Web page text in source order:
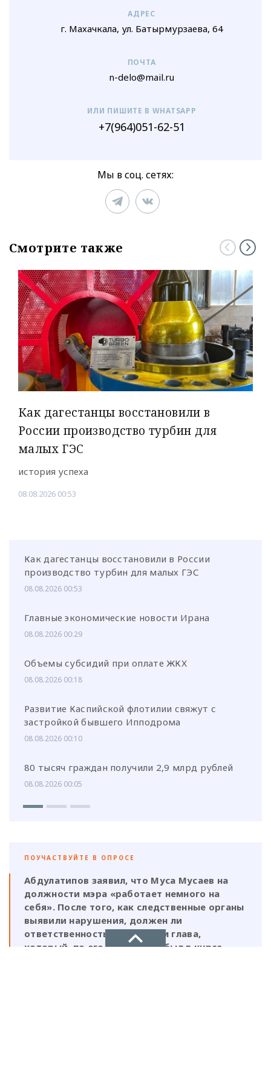
АДРЕС
г. Махачкала, ул. Батырмурзаева, 64
ПОЧТА
n-delo@mail.ru
ИЛИ ПИШИТЕ В WHATSAPP
+7(964)051-62-51
Мы в соц. сетях:
Смотрите также
Как дагестанцы восстановили в
России производство турбин для
малых ГЭС
история успеха
08.08.2026 00:53
Как дагестанцы восстановили в России
производство турбин для малых ГЭС
08.08.2026 00:53
Главные экономические новости Ирана
08.08.2026 00:29
Объемы субсидий при оплате ЖКХ
08.08.2026 00:18
Развитие Каспийской флотилии свяжут с
застройкой бывшего Ипподрома
08.08.2026 00:10
80 тысяч граждан получили 2,9 млрд рублей
08.08.2026 00:05
ПОУЧАСТВУЙТЕ В ОПРОСЕ
Абдулатипов заявил, что Муса Мусаев на
должности мэра «работает немного на
себя». После того, как следственные органы
выявили нарушения, должен ли
ответственность нести и сам глава,
который, по его же словам, был в курсе